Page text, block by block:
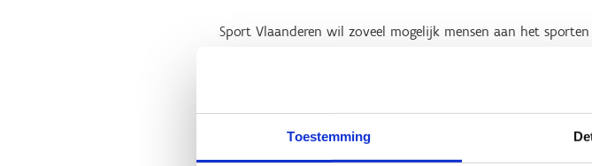
Toestemming
Sport Vlaanderen wil zoveel mogelijk mensen aan het
voor de sport. De laatste jaren steeg het ledenaantal bij
klinkt steeds luider en zal nog luider klinken als in 2026
enkele basketbaltoren een pleintje al kan omtoveren in een
al op ingezet, maar er is in Vlaanderen nog veel potentieel om